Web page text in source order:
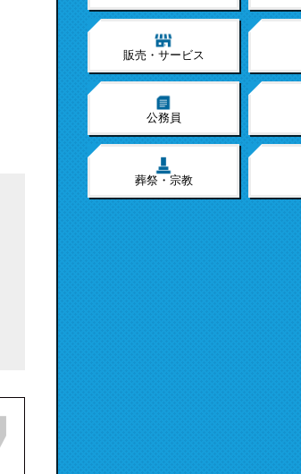
販売・サービス
公務員
葬祭・宗教